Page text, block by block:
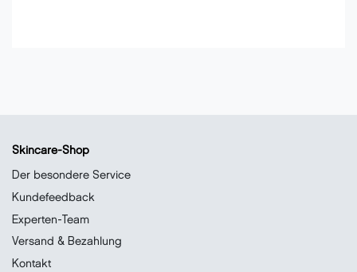
Skincare-Shop
Der besondere Service
Kundefeedback
Experten-Team
Versand & Bezahlung
Kontakt